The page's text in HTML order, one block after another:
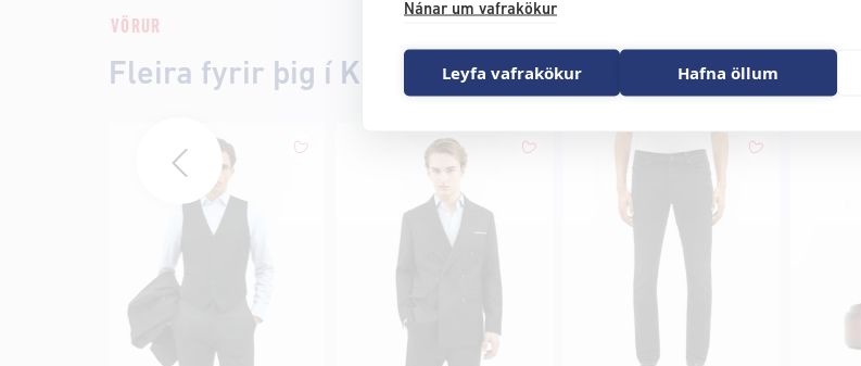
Nánar um vafrakökur
Leyfa vafrakökur Hafna öllum
VÖRUR
Fleira fyrir þig í Kultur Menn